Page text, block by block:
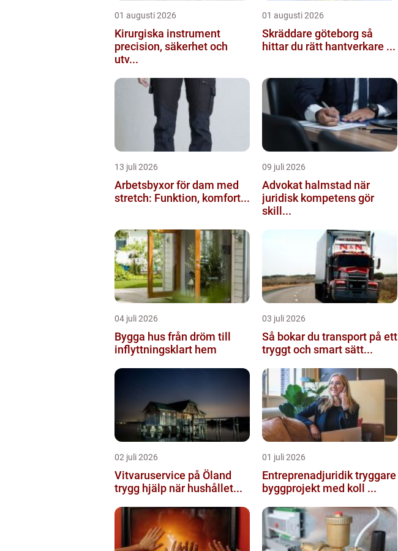
01 augusti 2026
Kirurgiska instrument
precision, säkerhet och
utv...
01 augusti 2026
Skräddare göteborg så
hittar du rätt hantverkare ...
13 juli 2026
Arbetsbyxor för dam med
stretch: Funktion, komfort...
09 juli 2026
Advokat halmstad när
juridisk kompetens gör
skill...
04 juli 2026
Bygga hus från dröm till
inflyttningsklart hem
03 juli 2026
Så bokar du transport på ett
tryggt och smart sätt...
02 juli 2026
Vitvaruservice på Öland
trygg hjälp när hushållet...
01 juli 2026
Entreprenadjuridik tryggare
byggprojekt med koll ...